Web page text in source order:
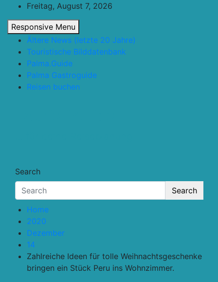
content
Freitag, August 7, 2026
Responsive Menu
Ältere News (letzte 20 Jahre)
Touristische Bilddatenbank
Palma.Guide
Palma Gastroguide
Reisen buchen
Search
Search
Home
2020
Dezember
14
Zahlreiche Ideen für tolle Weihnachtsgeschenke
bringen ein Stück Peru ins Wohnzimmer.